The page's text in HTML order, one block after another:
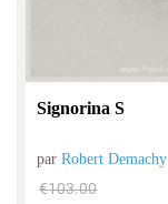
Signorina S
parRobert Demachy
€103.00